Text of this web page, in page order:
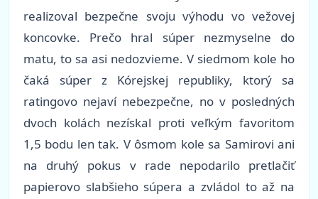
realizoval bezpečne svoju výhodu vo vežovej
koncovke. Prečo hral súper nezmyselne do
matu, to sa asi nedozvieme. V siedmom kole ho
čaká súper z Kórejskej republiky, ktorý sa
ratingovo nejaví nebezpečne, no v posledných
dvoch kolách nezískal proti veľkým favoritom
1,5 bodu len tak. V ôsmom kole sa Samirovi ani
na druhý pokus v rade nepodarilo pretlačiť
papierovo slabšieho súpera a zvládol to až na